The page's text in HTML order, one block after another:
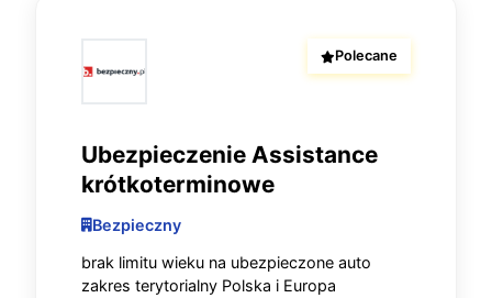
Polecane
Ubezpieczenie Assistance
krótkoterminowe
Bezpieczny
brak limitu wieku na ubezpieczone auto
zakres terytorialny Polska i Europa